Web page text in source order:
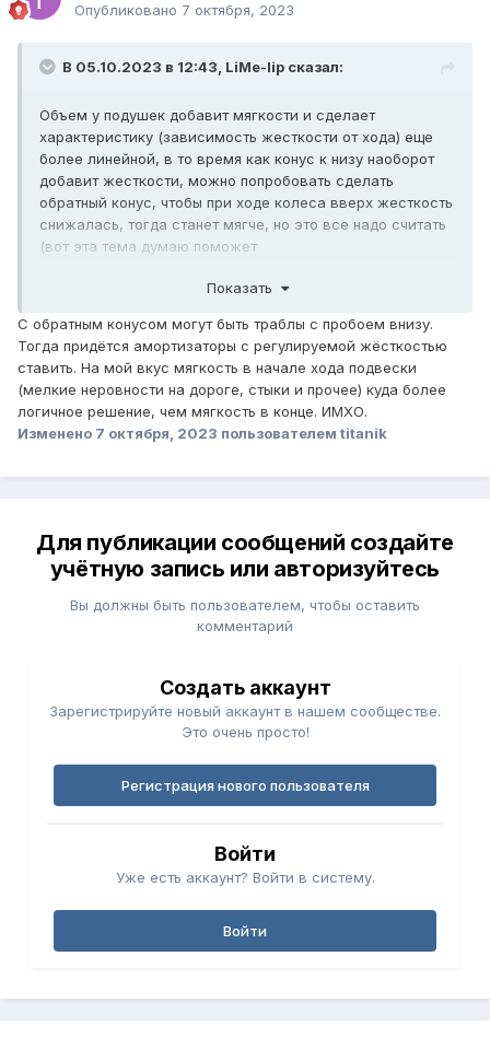
Опубликовано 7 октября, 2023
В 05.10.2023 в 12:43, LiMe-lip сказал:
Объем у подушек добавит мягкости и сделает
характеристику (зависимость жесткости от хода) еще
более линейной, в то время как конус к низу наоборот
добавит жесткости, можно попробовать сделать
обратный конус, чтобы при ходе колеса вверх жесткость
снижалась, тогда станет мягче, но это все надо считать
(вот эта тема думаю поможет
) В части ресиверов, то какой бы большой шланг не был
- лучше добавлять объем поршню, опоре, увеличивать
длину/объем подушки и т.д., т.е. чтобы сечение между
скажем так дополнительным и основным объемом было
максимальным. Если есть возможность - опустить
будет самый нормальный вариант, или какую-нибудь
проставку между опорой и подушкой с дополнительным
объемом сделать (наподобии как на ауди а8/мерседес
220-й и т.д. )
Показать
С обратным конусом могут быть траблы с пробоем внизу.
Тогда придётся амортизаторы с регулируемой жёсткостью
ставить. На мой вкус мягкость в начале хода подвески
(мелкие неровности на дороге, стыки и прочее) куда более
логичное решение, чем мягкость в конце. ИМХО.
Изменено 7 октября, 2023 пользователем titanik
Для публикации сообщений создайте
учётную запись или авторизуйтесь
Вы должны быть пользователем, чтобы оставить
комментарий
Создать аккаунт
Зарегистрируйте новый аккаунт в нашем сообществе.
Это очень просто!
Регистрация нового пользователя
Войти
Уже есть аккаунт? Войти в систему.
Войти